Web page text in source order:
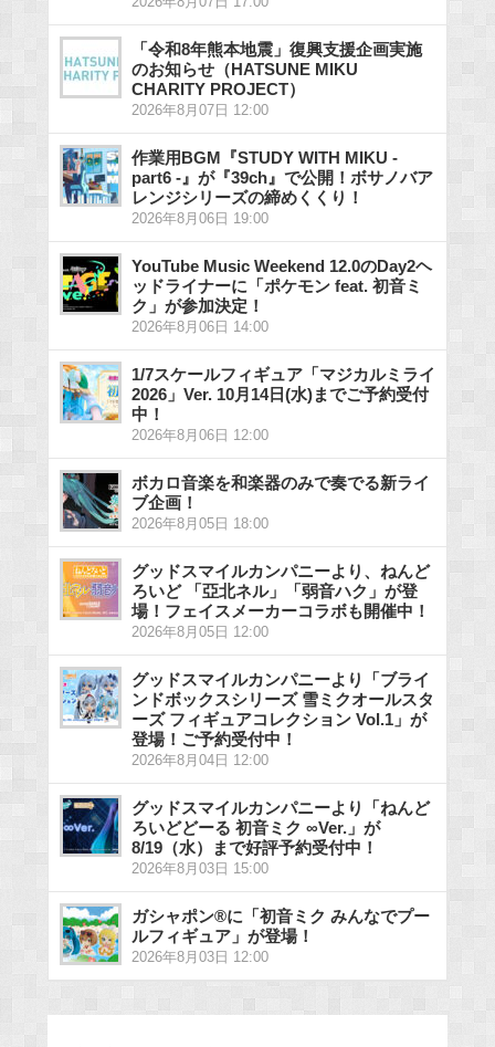
「令和8年熊本地震」復興支援企画実施
のお知らせ（HATSUNE MIKU
CHARITY PROJECT）
2026年8月07日 12:00
作業用BGM『STUDY WITH MIKU -
part6 -』が『39ch』で公開！ボサノバア
レンジシリーズの締めくくり！
2026年8月06日 19:00
YouTube Music Weekend 12.0のDay2ヘ
ッドライナーに「ポケモン feat. 初音ミ
ク」が参加決定！
2026年8月06日 14:00
1/7スケールフィギュア「マジカルミライ
2026」Ver. 10月14日(水)までご予約受付
中！
2026年8月06日 12:00
ボカロ音楽を和楽器のみで奏でる新ライ
ブ企画！
2026年8月05日 18:00
グッドスマイルカンパニーより、ねんど
ろいど 「亞北ネル」「弱音ハク」が登
場！フェイスメーカーコラボも開催中！
2026年8月05日 12:00
グッドスマイルカンパニーより「ブライ
ンドボックスシリーズ 雪ミクオールスタ
ーズ フィギュアコレクション Vol.1」が
登場！ご予約受付中！
2026年8月04日 12:00
グッドスマイルカンパニーより「ねんど
ろいどどーる 初音ミク ∞Ver.」が
8/19（水）まで好評予約受付中！
2026年8月03日 15:00
ガシャポン®に「初音ミク みんなでプー
ルフィギュア」が登場！
2026年8月03日 12:00